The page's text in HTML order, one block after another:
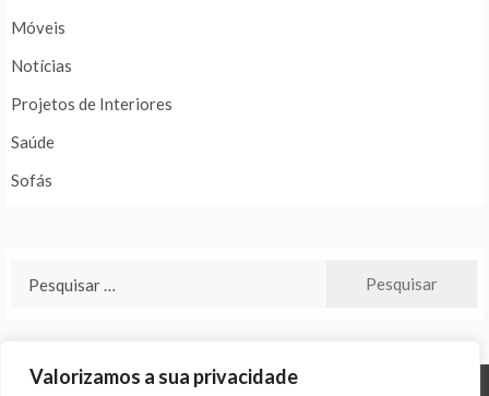
Valorizamos a sua privacidade
Móveis
Notícias
Projetos de Interiores
Saúde
Sofás